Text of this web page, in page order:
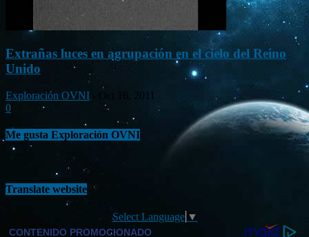
Extrañas luces en agrupación en el cielo del Reino
Unido
Exploración OVNI
Oct 16, 2011
0
Me gusta Exploración OVNI
Translate website
Select Language ▼